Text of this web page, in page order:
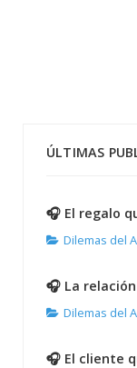
ÚLTIMAS
🎧 El regalo
Dilemas del
🎧 La
Dilemas del
🎧 El cliente